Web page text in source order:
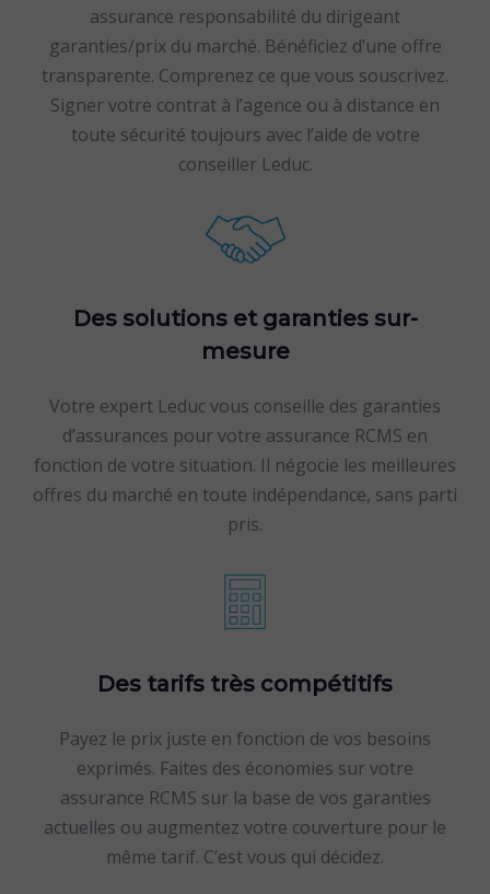
assurance responsabilité du dirigeant
garanties/prix du marché. Bénéficiez d’une offre
transparente. Comprenez ce que vous souscrivez.
Signer votre contrat à l’agence ou à distance en
toute sécurité toujours avec l’aide de votre
conseiller Leduc.
Des solutions et garanties sur-
mesure
Votre expert Leduc vous conseille des garanties
d’assurances pour votre assurance RCMS en
fonction de votre situation. Il négocie les meilleures
offres du marché en toute indépendance, sans parti
pris.
Des tarifs très compétitifs
Payez le prix juste en fonction de vos besoins
exprimés. Faites des économies sur votre
assurance RCMS sur la base de vos garanties
actuelles ou augmentez votre couverture pour le
même tarif. C’est vous qui décidez.